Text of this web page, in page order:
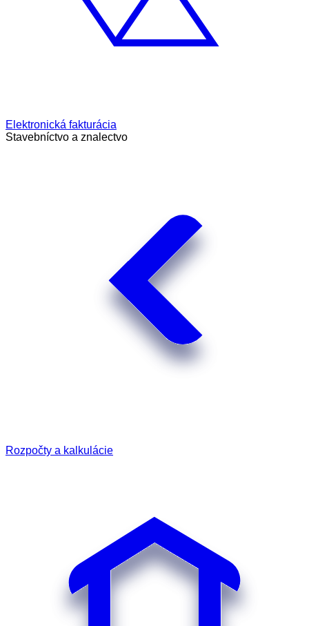
Elektronická fakturácia
Stavebníctvo a znalectvo
Rozpočty a kalkulácie